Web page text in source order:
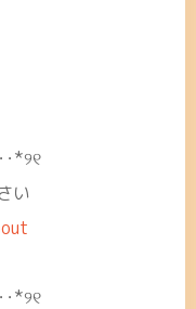
･*୨୧
い
･*୨୧